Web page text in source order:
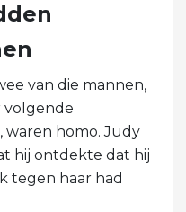
van die mannen,
volgende
homo. Judy
hij ontdekte dat hij
tegen haar had